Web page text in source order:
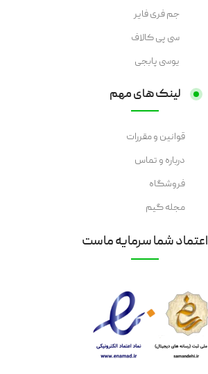
جم فری فایر
سی پی کالاف
یوسی پابجی
لینک های مهم
قوانین و مقررات
درباره و تماس
فروشگاه
مجله گیم
اعتماد شما سرمایه ماست